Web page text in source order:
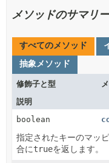
メソッドのサマリー
すべてのメソッド
抽象メソッド
修飾子と型
説明
boolean
指定されたキーのマッ
合にtrueを返します。